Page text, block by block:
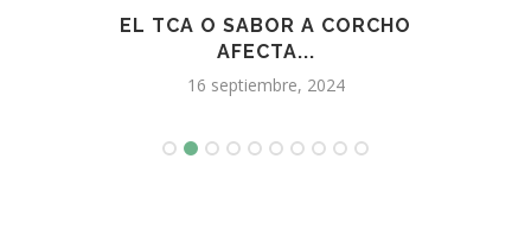
EL TCA O SABOR A CORCHO
AFECTA...
16 septiembre, 2024